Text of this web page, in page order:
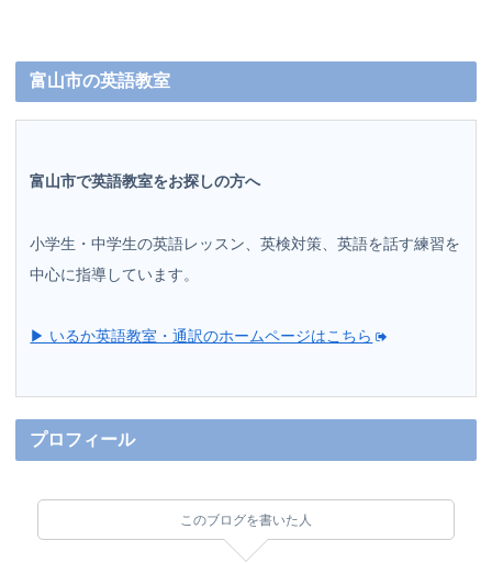
富山市の英語教室
富山市で英語教室をお探しの方へ
小学生・中学生の英語レッスン、英検対策、英語を話す練習を
中心に指導しています。
▶ いるか英語教室・通訳のホームページはこちら
プロフィール
このブログを書いた人